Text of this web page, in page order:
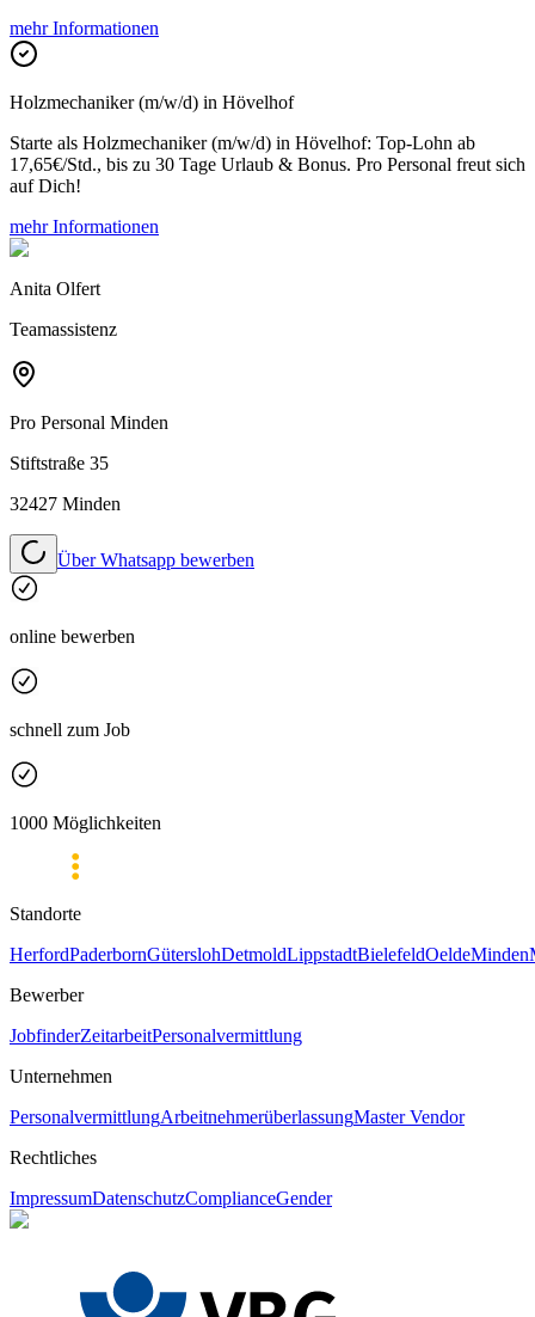
mehr Informationen
Holzmechaniker (m/w/d) in Hövelhof
Starte als Holzmechaniker (m/w/d) in Hövelhof: Top-Lohn ab
17,65€/Std., bis zu 30 Tage Urlaub & Bonus. Pro Personal freut sich
auf Dich!
mehr Informationen
Anita Olfert
Teamassistenz
Pro Personal Minden
Stiftstraße 35
32427 Minden
Über Whatsapp bewerben
online bewerben
schnell zum Job
1000 Möglichkeiten
Standorte
HerfordPaderbornGüterslohDetmoldLippstadtBielefeldOeldeMinden
Bewerber
JobfinderZeitarbeitPersonalvermittlung
Unternehmen
PersonalvermittlungArbeitnehmerüberlassungMaster Vendor
Rechtliches
ImpressumDatenschutzComplianceGender